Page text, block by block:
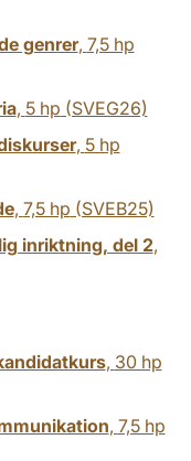
genrer, 7,5 hp
, 5 hp (SVEG26)
, 5 hp
, 7,5 hp (SVEB25)
inriktning, del 2,
, 30 hp
, 7,5 hp